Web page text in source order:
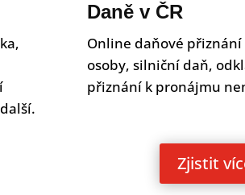
Daně v ČR
Online daňové přiznání
osoby, silniční daň,
přiznání k pronájmu
Zjistit